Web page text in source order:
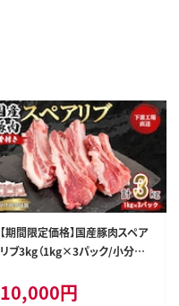
【期間限定価格】国産豚肉スペア
リブ3kg（1kg×3パック/小分け
10,000円